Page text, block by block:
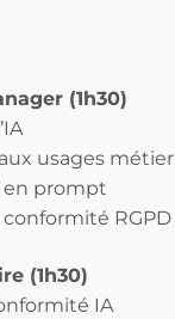
(1h30)
usages métier
en prompt
RGPD
(1h30)
IA